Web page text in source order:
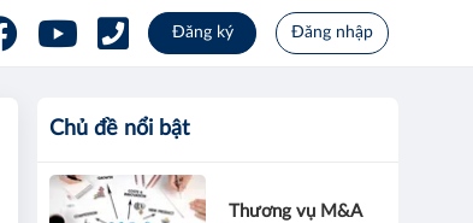
Đăng ký Đăng nhập
Chủ đề nổi bật
Thương vụ M&A